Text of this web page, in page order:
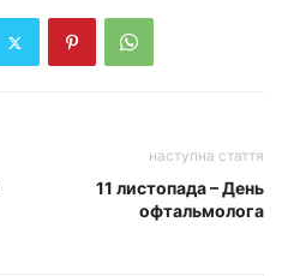
наступна стаття
11 листопада – День
офтальмолога